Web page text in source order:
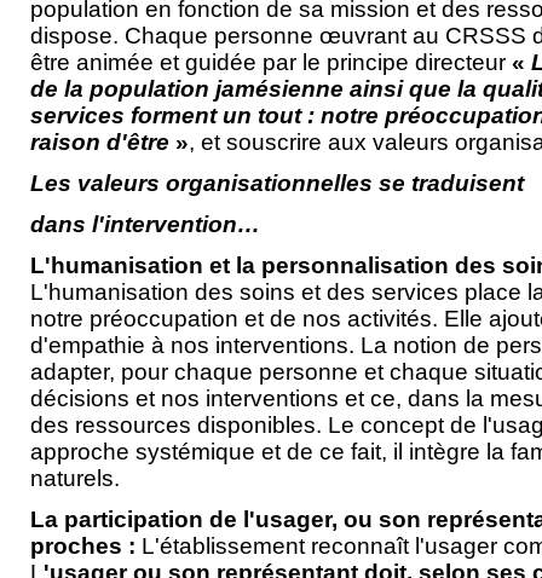
population en fonction de sa mission et des
dispose. Chaque personne œuvrant au CRSSS
être animée et guidée par le principe directeur «
de la population jamésienne ainsi que la
services forment un tout : notre
raison d'être », et souscrire aux valeurs
Les valeurs organisationnelles se traduisent
dans l'intervention…
L'humanisation et la personnalisation des
L'humanisation des soins et des services place
notre préoccupation et de nos activités. Elle
d'empathie à nos interventions. La notion de
adapter, pour chaque personne et chaque
décisions et nos interventions et ce, dans la
des ressources disponibles. Le concept de
approche systémique et de ce fait, il intègre la
naturels.
La participation de l'usager, ou son
proches : L'établissement reconnaît l'usager
L 'usager ou son représentant doit, selon ses